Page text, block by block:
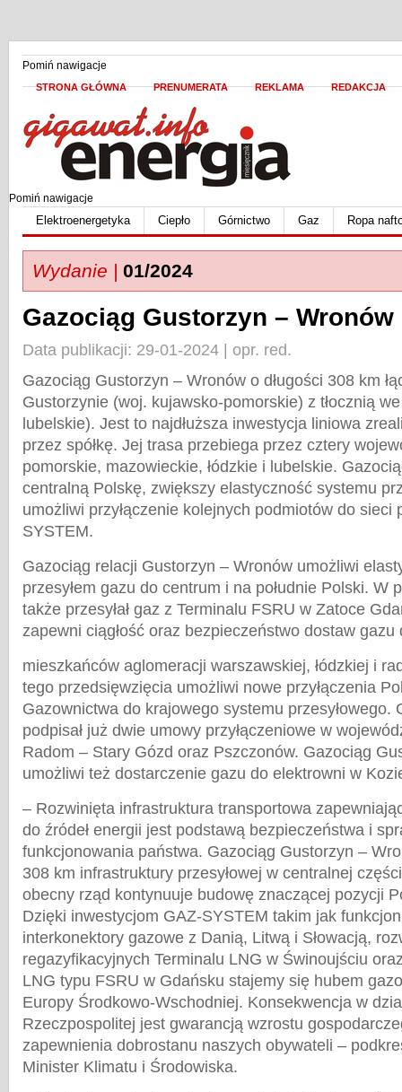
Pomiń nawigacje
STRONA GŁÓWNA PRENUMERATA REKLAMA REDAKCJA
Pomiń nawigacje
Elektroenergetyka Ciepło Górnictwo Gaz Ropa
Wydanie | 01/2024
Gazociąg Gustorzyn –
Data publikacji: 29-01-2024 | opr. red.
Gazociąg Gustorzyn – Wronów o długości 308 km
Gustorzynie (woj. kujawsko-pomorskie) z tłocznią
lubelskie). Jest to najdłuższa inwestycja liniowa
przez spółkę. Jej trasa przebiega przez cztery
pomorskie, mazowieckie, łódzkie i lubelskie.
centralną Polskę, zwiększy elastyczność systemu
umożliwi przyłączenie kolejnych podmiotów do sieci
SYSTEM.
Gazociąg relacji Gustorzyn – Wronów umożliwi
przesyłem gazu do centrum i na południe Polski. W
także przesyłał gaz z Terminalu FSRU w Zatoce
zapewni ciągłość oraz bezpieczeństwo dostaw gazu
mieszkańców aglomeracji warszawskiej, łódzkiej i
tego przedsięwzięcia umożliwi nowe przyłączenia
Gazownictwa do krajowego systemu przesyłowego.
podpisał już dwie umowy przyłączeniowe w
Radom – Stary Gózd oraz Pszczonów. Gazociąg
umożliwi też dostarczenie gazu do elektrowni w
– Rozwinięta infrastruktura transportowa
do źródeł energii jest podstawą bezpieczeństwa i
funkcjonowania państwa. Gazociąg Gustorzyn –
308 km infrastruktury przesyłowej w centralnej
obecny rząd kontynuuje budowę znaczącej pozycji
Dzięki inwestycjom GAZ-SYSTEM takim jak
interkonektory gazowe z Danią, Litwą i Słowacją,
regazyfikacyjnych Terminalu LNG w Świnoujściu
LNG typu FSRU w Gdańsku stajemy się hubem
Europy Środkowo-Wschodniej. Konsekwencja w
Rzeczpospolitej jest gwarancją wzrostu
zapewnienia dobrostanu naszych obywateli –
Minister Klimatu i Środowiska.